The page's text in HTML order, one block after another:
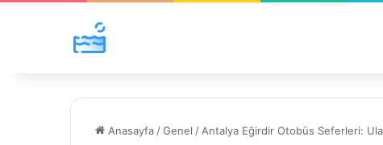
Anasayfa /Genel / Antalya Eğirdir Otobüs Seferleri: